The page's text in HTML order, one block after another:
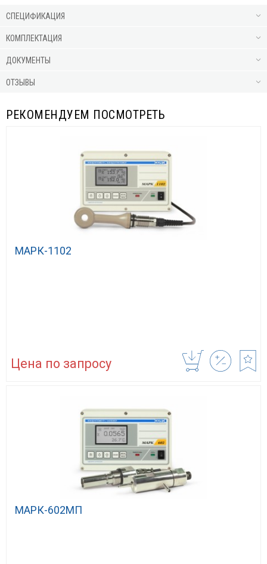
СПЕЦИФИКАЦИЯ
КОМПЛЕКТАЦИЯ
ДОКУМЕНТЫ
ОТЗЫВЫ
РЕКОМЕНДУЕМ ПОСМОТРЕТЬ
МАРК-1102
Цена по запросу
МАРК-602МП